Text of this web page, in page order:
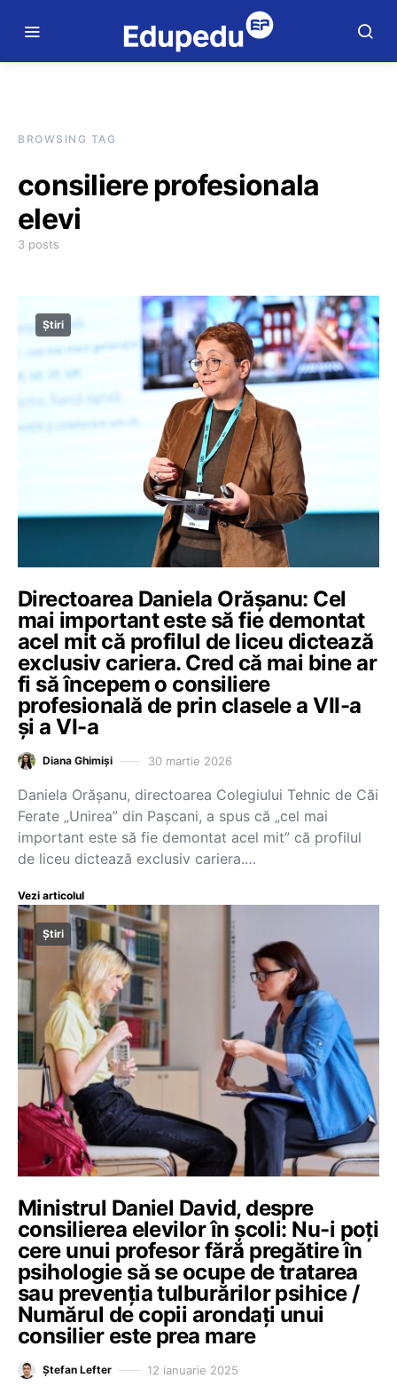
BROWSING TAG
consiliere profesionala
elevi
3 posts
Știri
Directoarea Daniela Orășanu: Cel
mai important este să fie demontat
acel mit că profilul de liceu dictează
exclusiv cariera. Cred că mai bine ar
fi să începem o consiliere
profesională de prin clasele a VII-a
și a VI-a
Diana Ghimiși 30 martie 2026
Daniela Orășanu, directoarea Colegiului Tehnic de Căi
Ferate „Unirea” din Pașcani, a spus că „cel mai
important este să fie demontat acel mit” că profilul
de liceu dictează exclusiv cariera.…
Vezi articolul
Știri
Ministrul Daniel David, despre
consilierea elevilor în școli: Nu-i poți
cere unui profesor fără pregătire în
psihologie să se ocupe de tratarea
sau prevenția tulburărilor psihice /
Numărul de copii arondați unui
consilier este prea mare
Ștefan Lefter 12 ianuarie 2025